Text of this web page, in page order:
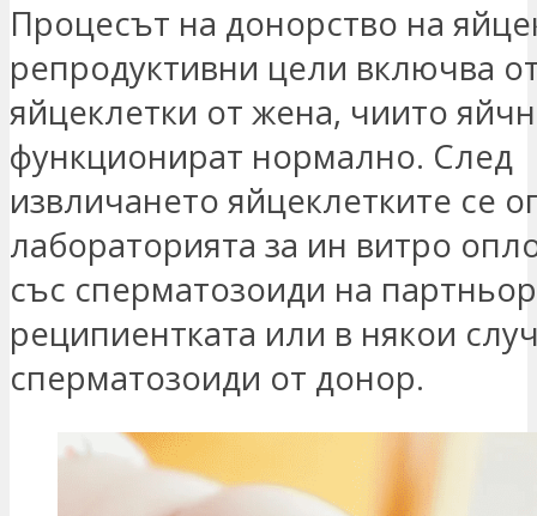
Процесът на донорство на
репродуктивни цели включва
яйцеклетки от жена, чиито
функционират нормално. След
извличането яйцеклетките се
лабораторията за ин витро
със сперматозоиди на
реципиентката или в някои
сперматозоиди от донор.